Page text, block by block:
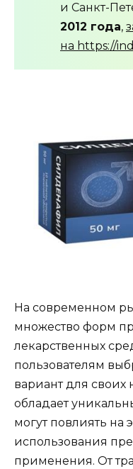
и Санкт-
2012 года,
на https://
На современном
множество форм
лекарственных
пользователям
вариант для
обладает
могут повлиять на
использования
применения. От